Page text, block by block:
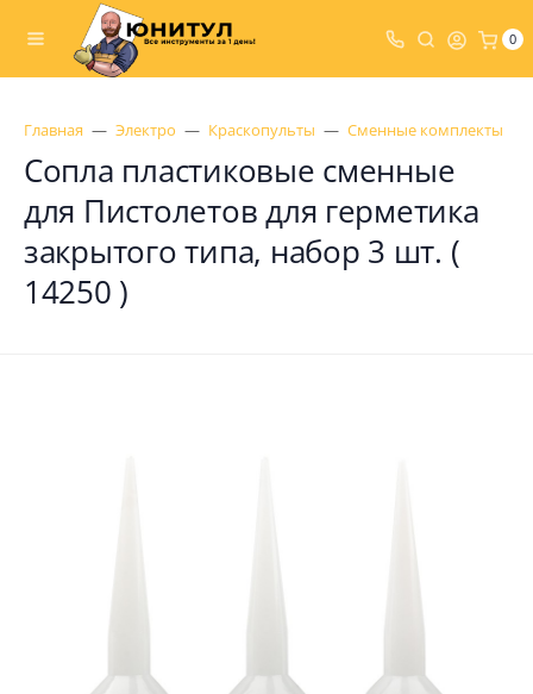
0
Главная Электро Краскопульты Сменные комплекты
Сопла пластиковые сменные
для Пистолетов для герметика
закрытого типа, набор 3 шт. (
14250 )